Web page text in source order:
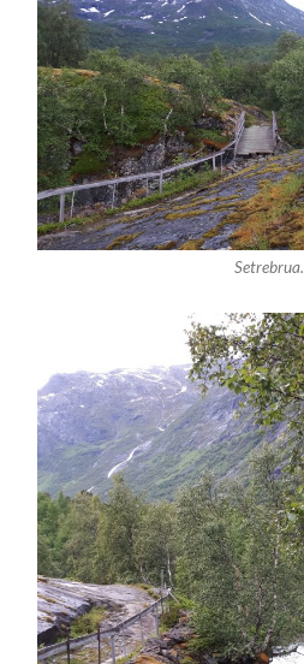
Setrebrua.